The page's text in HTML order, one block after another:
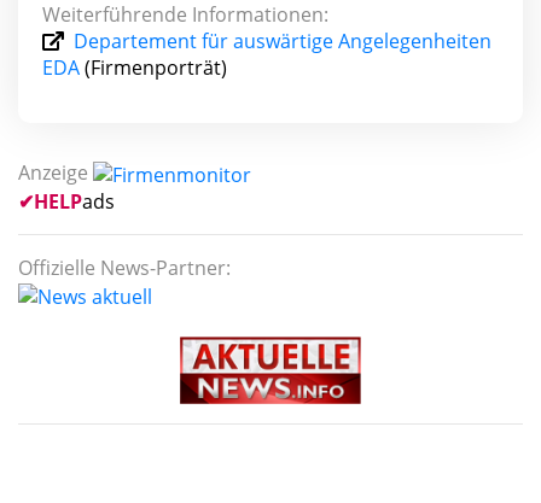
Weiterführende Informationen:
Departement für auswärtige Angelegenheiten
EDA(Firmenporträt)
Anzeige
✔HELPads
Offizielle News-Partner: